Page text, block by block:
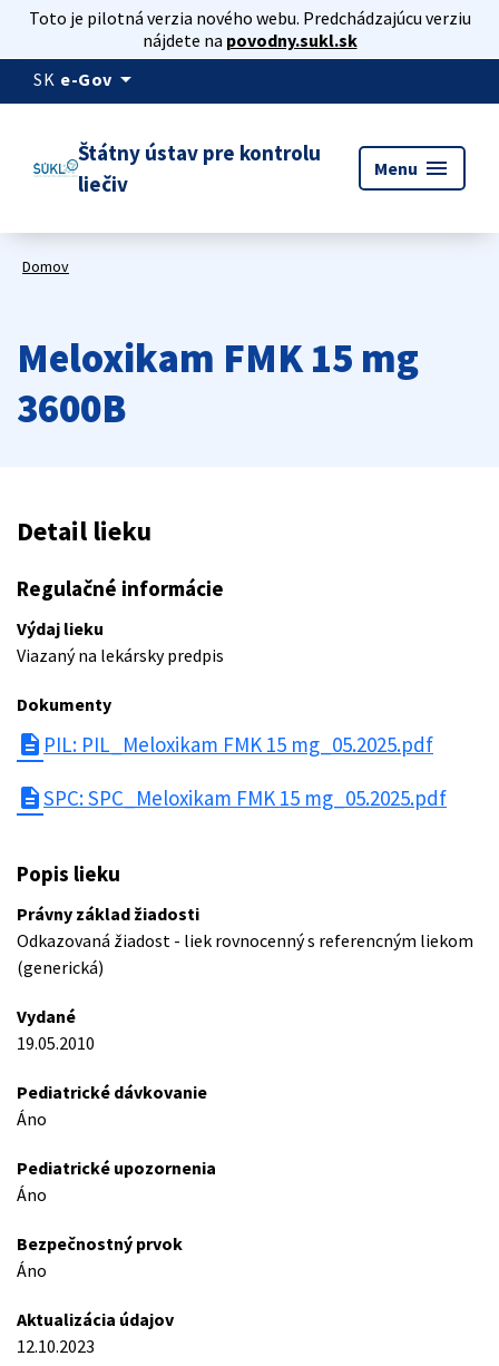
Toto je pilotná verzia nového webu. Predchádzajúcu verziu
nájdete na povodny.sukl.sk
SK e-Gov arrow_drop_down
Štátny ústav pre kontrolu
liečiv
Menu menu
Domov
Meloxikam FMK 15 mg
3600B
Detail lieku
Regulačné informácie
Výdaj lieku
Viazaný na lekársky predpis
Dokumenty
description PIL: PIL_Meloxikam FMK 15 mg_05.2025.pdf
descriptionSPC: SPC_Meloxikam FMK 15 mg_05.2025.pdf
Popis lieku
Právny základ žiadosti
Odkazovaná žiadost - liek rovnocenný s referencným liekom
(generická)
Vydané
19.05.2010
Pediatrické dávkovanie
Áno
Pediatrické upozornenia
Áno
Bezpečnostný prvok
Áno
Aktualizácia údajov
12.10.2023